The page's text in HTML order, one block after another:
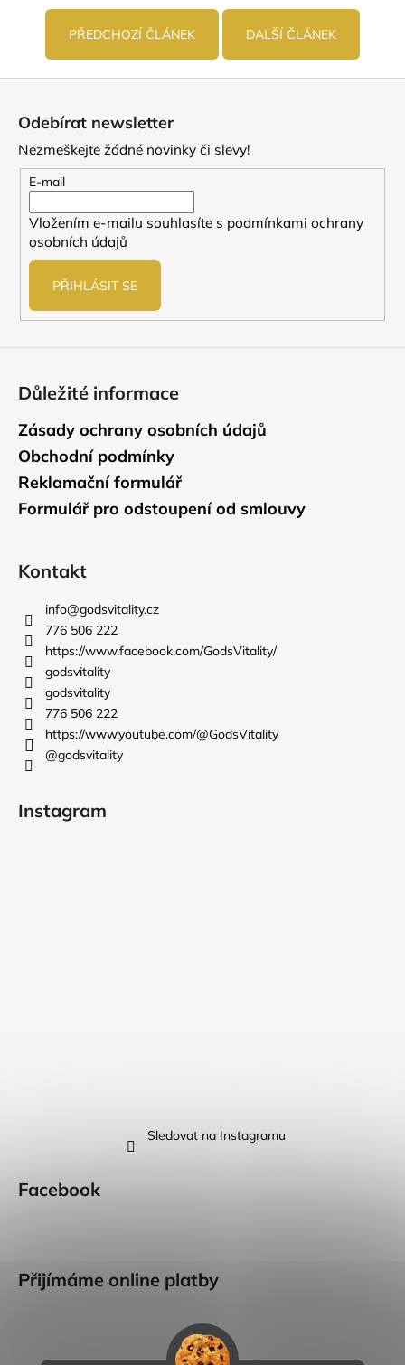
PŘEDCHOZÍ ČLÁNEK DALŠÍ ČLÁNEK
Odebírat newsletter
Nezmeškejte žádné novinky či slevy!
E-mail
Vložením e-mailu souhlasíte s podmínkami ochrany
osobních údajů
PŘIHLÁSIT SE
Důležité informace
Zásady ochrany osobních údajů
Obchodní podmínky
Reklamační formulář
Formulář pro odstoupení od smlouvy
Kontakt
info@godsvitality.cz
776 506 222
https://www.facebook.com/GodsVitality/
godsvitality
godsvitality
776 506 222
https://www.youtube.com/@GodsVitality
@godsvitality
Instagram
Sledovat na Instagramu
Facebook
Přijímáme online platby